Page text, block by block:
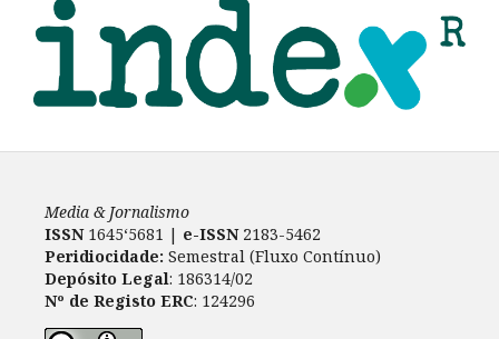
Media & Jornalismo
ISSN 1645‘5681 | e-ISSN2183-5462
Peridiocidade: Semestral (Fluxo Contínuo)
Depósito Legal: 186314/02
Nº de Registo ERC: 124296